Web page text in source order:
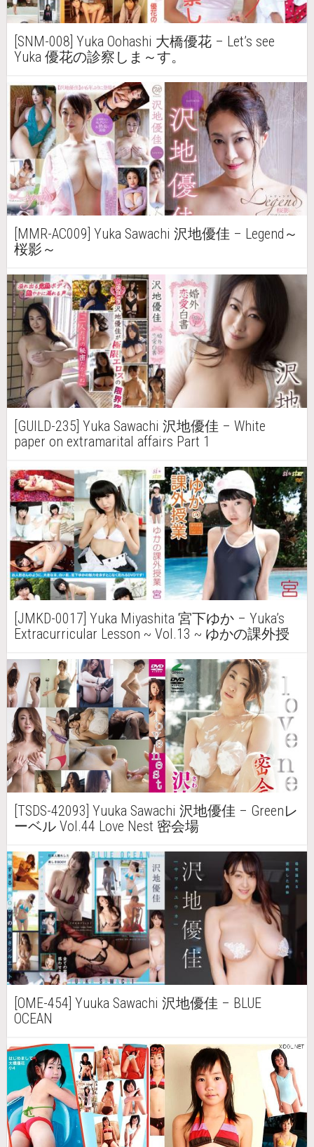
[SNM-008] Yuka Oohashi 大橋優花 – Let’s see
Yuka 優花の診察しま～す。
[MMR-AC009] Yuka Sawachi 沢地優佳 – Legend～
桜影～
[GUILD-235] Yuka Sawachi 沢地優佳 – White
paper on extramarital affairs Part 1
[JMKD-0017] Yuka Miyashita 宮下ゆか – Yuka’s
Extracurricular Lesson ~ Vol.13 ~ ゆかの課外授
[TSDS-42093] Yuuka Sawachi 沢地優佳 – Greenレ
ーベル Vol.44 Love Nest 密会場
[OME-454] Yuuka Sawachi 沢地優佳 – BLUE
OCEAN